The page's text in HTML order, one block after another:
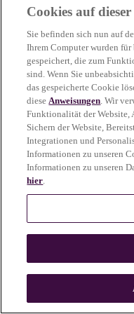
n
Cookies auf dieser
Sie befinden sich nun auf
Ihrem Computer wurden
gespeichert, die zum
sind. Wenn Sie
das gespeicherte Cookie
dieseAnweisungen. Wir
Funktionalität der Website,
Sichern der Website,
Integrationen und
Informationen zu unseren
Informationen zu unseren
hier.